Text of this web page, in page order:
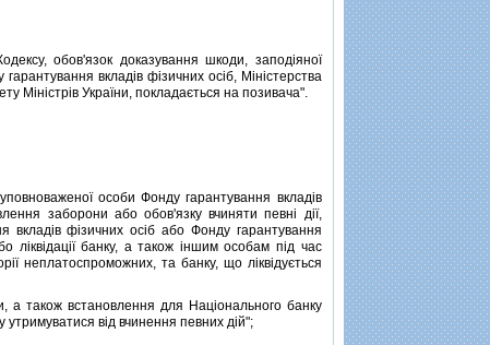
обов'язок доказування шкоди, заподiяної
вкладiв фiзичних осiб, Мiнiстерства
Мiнiстрiв України, покладається на позивача".
особи Фонду гарантування вкладiв
заборони або обов'язку вчиняти певнi дiї,
вкладiв фiзичних осiб або Фонду гарантування
лiквiдацiї банку, а також iншим особам пiд час
неплатоспроможних, та банку, що лiквiдується
також встановлення для Нацiонального банку
утримуватися вiд вчинення певних дiй";